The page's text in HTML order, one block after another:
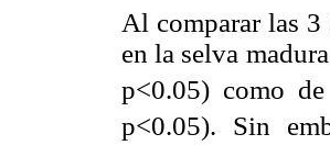
Al comparar las 3
en la selva
p<0.05) como
p<0.05). Sin